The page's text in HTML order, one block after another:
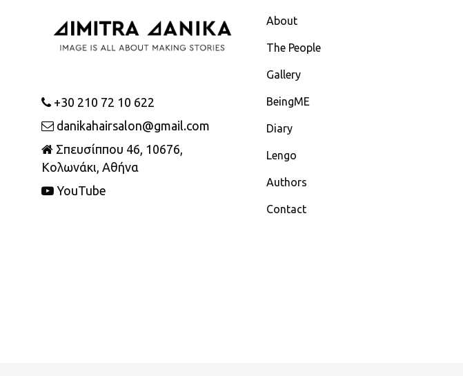
+30 210 72 10 622
danikahairsalon@gmail.com
Σπευσίππου 46, 10676,
Κολωνάκι, Αθήνα
YouTube
About
The People
Gallery
BeingME
Diary
Lengo
Authors
Contact